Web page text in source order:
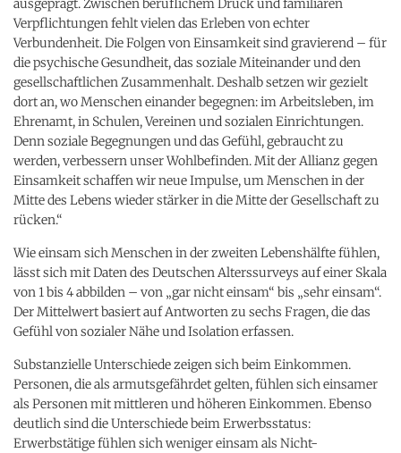
Verpflichtungen fehlt vielen das Erleben von echter
Verbundenheit. Die Folgen von Einsamkeit sind gravierend – für
die psychische Gesundheit, das soziale Miteinander und den
gesellschaftlichen Zusammenhalt. Deshalb setzen wir gezielt
dort an, wo Menschen einander begegnen: im Arbeitsleben, im
Ehrenamt, in Schulen, Vereinen und sozialen Einrichtungen.
Denn soziale Begegnungen und das Gefühl, gebraucht zu
werden, verbessern unser Wohlbefinden. Mit der Allianz gegen
Einsamkeit schaffen wir neue Impulse, um Menschen in der
Mitte des Lebens wieder stärker in die Mitte der Gesellschaft zu
rücken.“
Wie einsam sich Menschen in der zweiten Lebenshälfte fühlen,
lässt sich mit Daten des Deutschen Alterssurveys auf einer Skala
von 1 bis 4 abbilden – von „gar nicht einsam“ bis „sehr einsam“.
Der Mittelwert basiert auf Antworten zu sechs Fragen, die das
Gefühl von sozialer Nähe und Isolation erfassen.
Substanzielle Unterschiede zeigen sich beim Einkommen.
Personen, die als armutsgefährdet gelten, fühlen sich einsamer
als Personen mit mittleren und höheren Einkommen. Ebenso
deutlich sind die Unterschiede beim Erwerbsstatus:
Erwerbstätige fühlen sich weniger einsam als Nicht-